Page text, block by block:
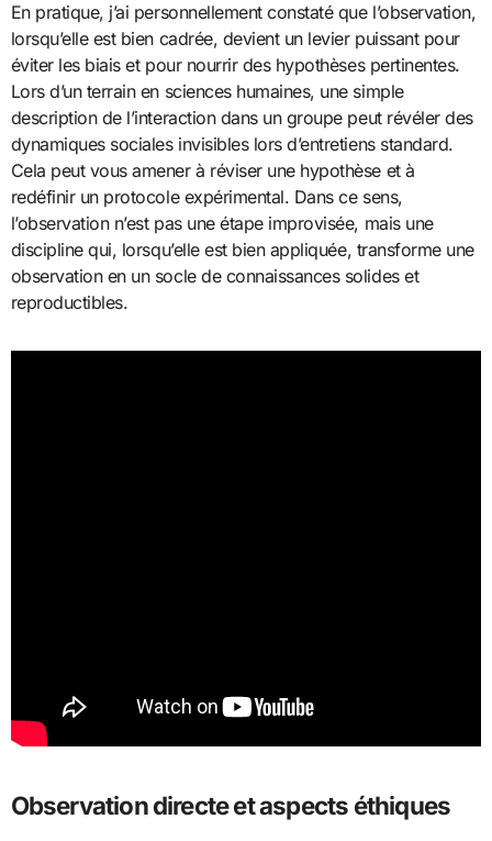
En pratique, j’ai personnellement constaté que l’observation,
lorsqu’elle est bien cadrée, devient un levier puissant pour
éviter les biais et pour nourrir des hypothèses pertinentes.
Lors d’un terrain en sciences humaines, une simple
description de l’interaction dans un groupe peut révéler des
dynamiques sociales invisibles lors d’entretiens standard.
Cela peut vous amener à réviser une hypothèse et à
redéfinir un protocole expérimental. Dans ce sens,
l’observation n’est pas une étape improvisée, mais une
discipline qui, lorsqu’elle est bien appliquée, transforme une
observation en un socle de connaissances solides et
reproductibles.
Observation directe et aspects éthiques